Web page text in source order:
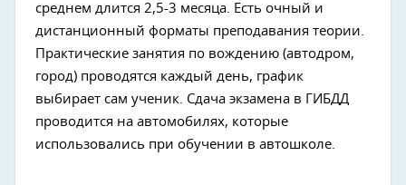
среднем длится 2,5-3 месяца. Есть очный и
дистанционный форматы преподавания теории.
Практические занятия по вождению (автодром,
город) проводятся каждый день, график
выбирает сам ученик. Сдача экзамена в ГИБДД
проводится на автомобилях, которые
использовались при обучении в автошколе.